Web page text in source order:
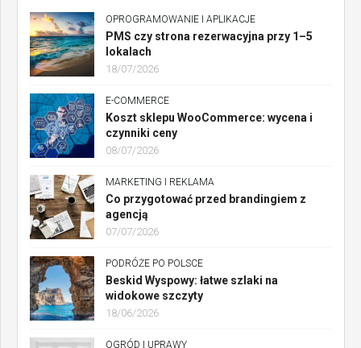
OPROGRAMOWANIE I APLIKACJE
PMS czy strona rezerwacyjna przy 1–5
lokalach
18/07/2026
E-COMMERCE
Koszt sklepu WooCommerce: wycena i
czynniki ceny
08/07/2026
MARKETING I REKLAMA
Co przygotować przed brandingiem z
agencją
07/07/2026
PODRÓŻE PO POLSCE
Beskid Wyspowy: łatwe szlaki na
widokowe szczyty
18/06/2026
OGRÓD I UPRAWY